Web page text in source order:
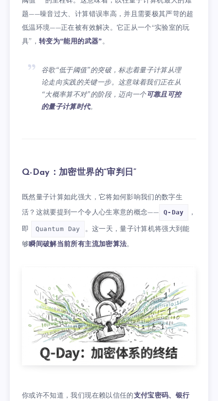
题——噪音过大、计算错误率高，并且需要极其严苛的超
低温环境——正在被有效解决。它正从一个“实验室的玩
具”，转变为“能用的武器”。
谷歌“低于阈值”的突破，标志着量子计算从理
论走向实践的关键一步。这意味着我们正在从
“大概率算不对”的阶段，迈向一个可靠且可控
的量子计算时代。
Q-Day：加密世界的“审判日”
既然量子计算如此强大，它将如何影响我们的数字生
活？这就要提到一个令人心生寒意的概念——
Q-Day
，
即
Quantum Day
。这一天，量子计算机将强大到能
够瞬间破解当前所有主流加密算法。
你或许不知道，我们现在赖以信任的支付宝密码、银行